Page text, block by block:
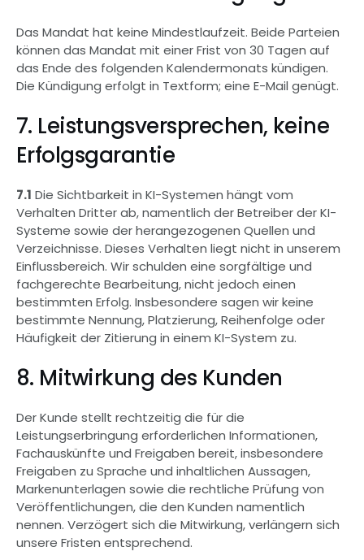
Das Mandat hat keine Mindestlaufzeit. Beide Parteien
können das Mandat mit einer Frist von 30 Tagen auf
das Ende des folgenden Kalendermonats kündigen.
Die Kündigung erfolgt in Textform; eine E-Mail genügt.
7. Leistungsversprechen, keine
Erfolgsgarantie
7.1 Die Sichtbarkeit in KI-Systemen hängt vom
Verhalten Dritter ab, namentlich der Betreiber der KI-
Systeme sowie der herangezogenen Quellen und
Verzeichnisse. Dieses Verhalten liegt nicht in unserem
Einflussbereich. Wir schulden eine sorgfältige und
fachgerechte Bearbeitung, nicht jedoch einen
bestimmten Erfolg. Insbesondere sagen wir keine
bestimmte Nennung, Platzierung, Reihenfolge oder
Häufigkeit der Zitierung in einem KI-System zu.
8. Mitwirkung des Kunden
Der Kunde stellt rechtzeitig die für die
Leistungserbringung erforderlichen Informationen,
Fachauskünfte und Freigaben bereit, insbesondere
Freigaben zu Sprache und inhaltlichen Aussagen,
Markenunterlagen sowie die rechtliche Prüfung von
Veröffentlichungen, die den Kunden namentlich
nennen. Verzögert sich die Mitwirkung, verlängern sich
unsere Fristen entsprechend.